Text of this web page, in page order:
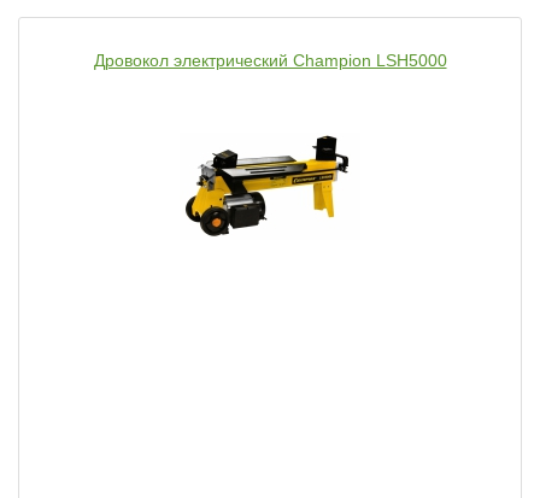
Дровокол электрический Champion LSH5000